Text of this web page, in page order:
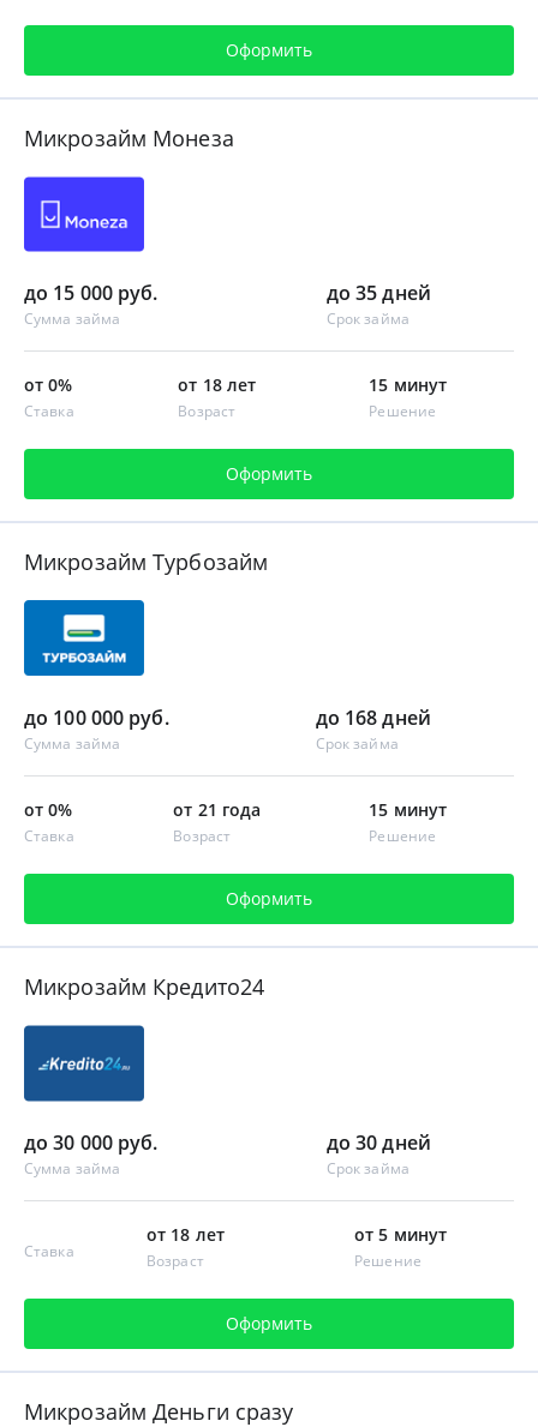
Оформить
Микрозайм Монеза
до 15 000 руб.
Сумма займа
до 35 дней
Срок займа
от 0%
Ставка
от 18 лет
Возраст
15 минут
Решение
Оформить
Микрозайм Турбозайм
до 100 000 руб.
Сумма займа
до 168 дней
Срок займа
от 0%
Ставка
от 21 года
Возраст
15 минут
Решение
Оформить
Микрозайм Кредито24
до 30 000 руб.
Сумма займа
до 30 дней
Срок займа
Ставка
от 18 лет
Возраст
от 5 минут
Решение
Оформить
Микрозайм Деньги сразу